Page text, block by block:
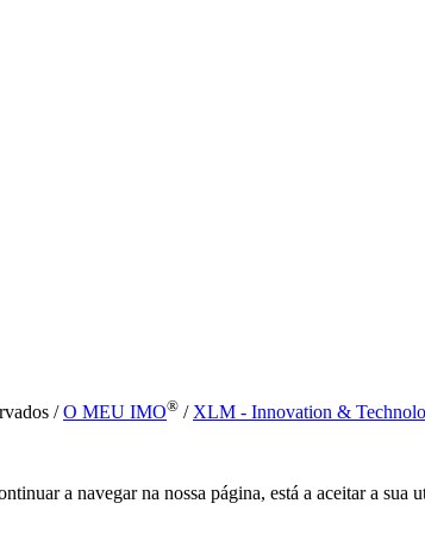
/O MEU IMO® / XLM - Innovation &
a navegar na nossa página, está a aceitar a sua